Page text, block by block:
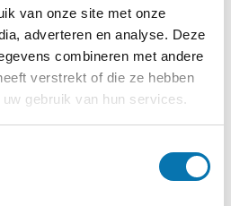
van onze site met onze
adverteren en analyse. Deze
combineren met andere
verstrekt of die ze hebben
gebruik van hun services.
Niet of lastig
bereikbaar
Direct
contact
het